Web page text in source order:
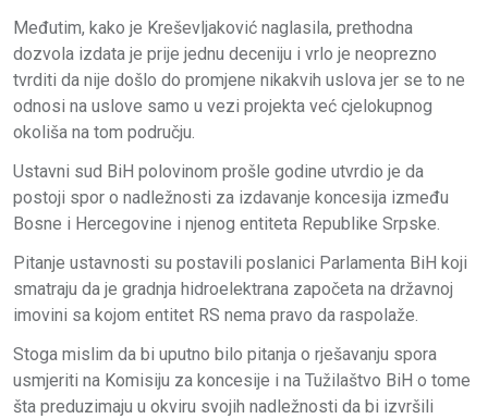
Međutim, kako je Kreševljaković naglasila, prethodna
dozvola izdata je prije jednu deceniju i vrlo je neoprezno
tvrditi da nije došlo do promjene nikakvih uslova jer se to ne
odnosi na uslove samo u vezi projekta već cjelokupnog
okoliša na tom području.
Ustavni sud BiH polovinom prošle godine utvrdio je da
postoji spor o nadležnosti za izdavanje koncesija između
Bosne i Hercegovine i njenog entiteta Republike Srpske.
Pitanje ustavnosti su postavili poslanici Parlamenta BiH koji
smatraju da je gradnja hidroelektrana započeta na državnoj
imovini sa kojom entitet RS nema pravo da raspolaže.
Stoga mislim da bi uputno bilo pitanja o rješavanju spora
usmjeriti na Komisiju za koncesije i na Tužilaštvo BiH o tome
šta preduzimaju u okviru svojih nadležnosti da bi izvršili